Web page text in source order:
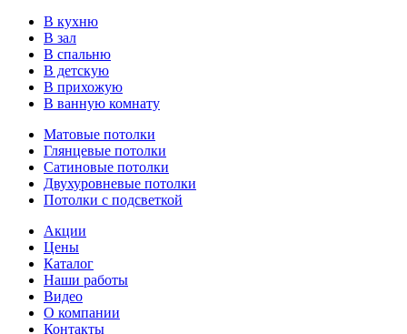
В кухню
В зал
В спальню
В детскую
В прихожую
В ванную комнату
Матовые потолки
Глянцевые потолки
Сатиновые потолки
Двухуровневые потолки
Потолки с подсветкой
Акции
Цены
Каталог
Наши работы
Видео
О компании
Контакты